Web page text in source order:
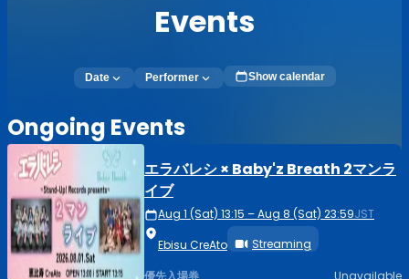
Events
Date Performer Show calendar
Ongoing Events
エラバレシ × Baby'z Breath 2マンラ
イブ
Aug 1 (Sat) 13:15 – Aug 8 (Sat) 23:59JST
Ebisu CreAto
Streaming
優先入場券
Unavailable